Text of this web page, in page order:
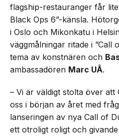
flagship-restauranger får
Black Ops 6”-känsla.
i Oslo och Mikonkatu i
väggmålningar ritade i ”Call
tema av konstnären och
ambassadören Marc UÅ.
– Vi är väldigt stolta över
oss i början av året med
lanseringen av nya Call of
ett otroligt roligt och